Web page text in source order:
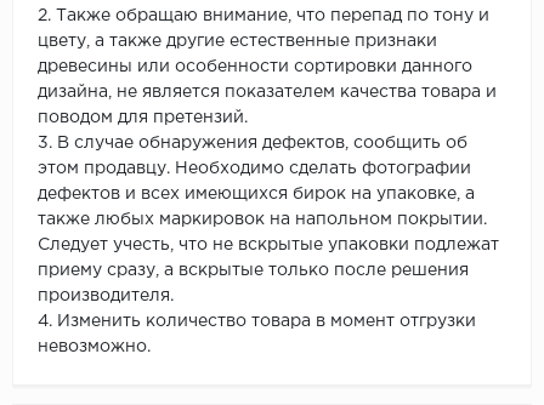
2. Также обращаю внимание, что перепад по тону и
цвету, а также другие естественные признаки
древесины или особенности сортировки данного
дизайна, не является показателем качества товара и
поводом для претензий.
3. В случае обнаружения дефектов, сообщить об
этом продавцу. Необходимо сделать фотографии
дефектов и всех имеющихся бирок на упаковке, а
также любых маркировок на напольном покрытии.
Следует учесть, что не вскрытые упаковки подлежат
приему сразу, а вскрытые только после решения
производителя.
4. Изменить количество товара в момент отгрузки
невозможно.